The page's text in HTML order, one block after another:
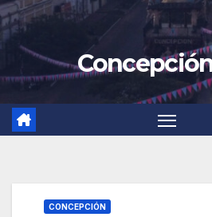
CONCEPCIÓN